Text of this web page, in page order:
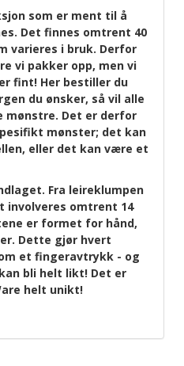
som er ment til å
Det finnes omtrent 40
varieres i bruk. Derfor
vi pakker opp, men vi
fint! Her bestiller du
du ønsker, så vil alle
mønstre. Det er derfor
mønster; det kan
eller det kan være et
Fra leireklumpen
omtrent 14
er formet for hånd,
Dette gjør hvert
et fingeravtrykk - og
bli helt likt! Det er
helt unikt!